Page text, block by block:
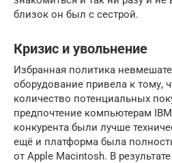
близок он был с сестрой.
Кризис и увольнение
Избранная политика
оборудование привела к тому,
количество потенциальных
предпочтение компьютерам
конкурента были лучше
ещё и платформа была
от Apple Macintosh. В